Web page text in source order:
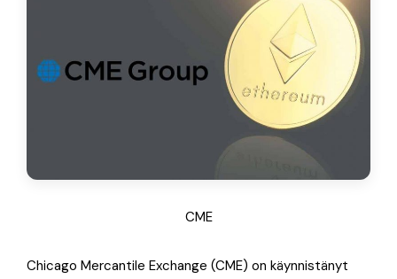
CME
Chicago Mercantile Exchange (CME) on käynnistänyt